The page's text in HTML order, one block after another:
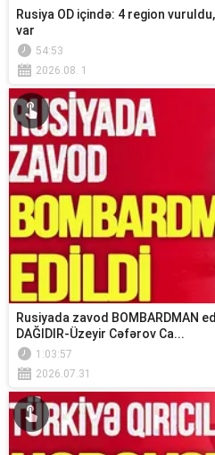
Rusiya OD içində: 4 region
var
54:53
2026.08. 1
Rusiyada zavod BOMBARDMAN
DAĞIDIR-Üzeyir Cəfərov Ca...
1:03:57
2026.07.31